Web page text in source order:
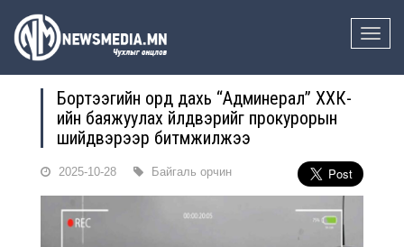
Toggle
Бортээгийн орд дахь “Админерал” ХХК-
ийн баяжуулах үйлдвэрийг прокурорын
шийдвэрээр битүүмжилжээ
2025-10-28 Байгаль орчин